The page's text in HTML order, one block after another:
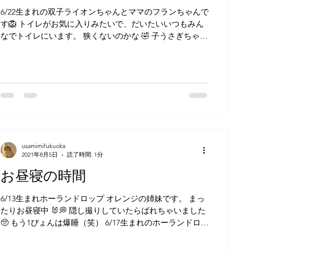
6/22生まれの双子ライオンちゃんとママのフランちゃんで
す🦁 トイレがお気に入りみたいで、だいたいいつもみん
なでトイレにいます。 狭くないのかな 🤣 子うさぎちゃん
お昼寝の時間
6/13生まれホーランドロップ オレンジの姉妹です。 まっ
たりお昼寝中 🐰💭 隠し撮りしていたらばれちゃいました
🥺 もう1ぴょんは爆睡（笑） 6/17生まれのホーランドロッ
usamimifukuoka
2021年8月5日
読了時間: 1分